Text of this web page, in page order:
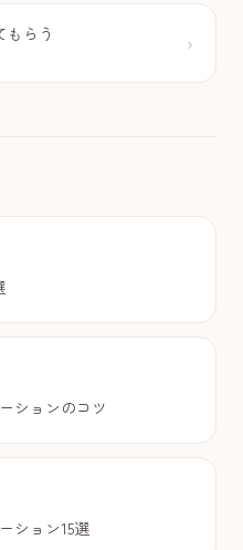
らう ›
ションのコツ
ション15選